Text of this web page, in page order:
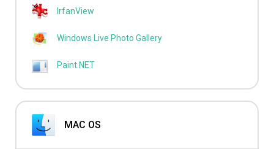
IrfanView
Windows Live Photo Gallery
Paint.NET
MAC OS